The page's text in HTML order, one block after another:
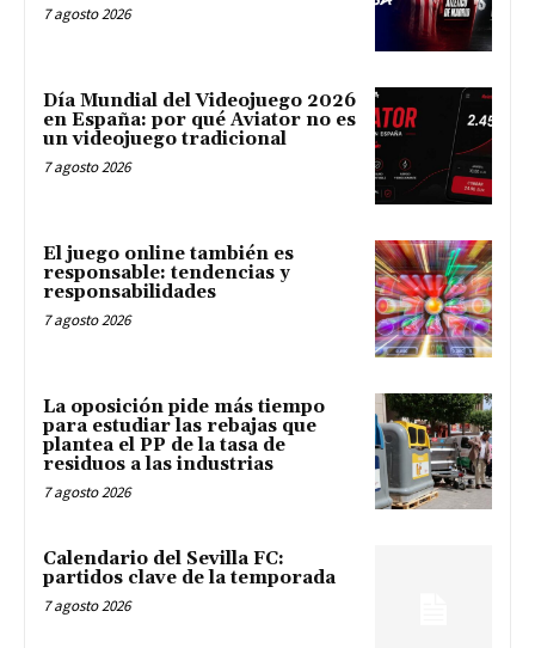
7 agosto 2026
Día Mundial del Videojuego 2026
en España: por qué Aviator no es
un videojuego tradicional
7 agosto 2026
El juego online también es
responsable: tendencias y
responsabilidades
7 agosto 2026
La oposición pide más tiempo
para estudiar las rebajas que
plantea el PP de la tasa de
residuos a las industrias
7 agosto 2026
Calendario del Sevilla FC:
partidos clave de la temporada
7 agosto 2026